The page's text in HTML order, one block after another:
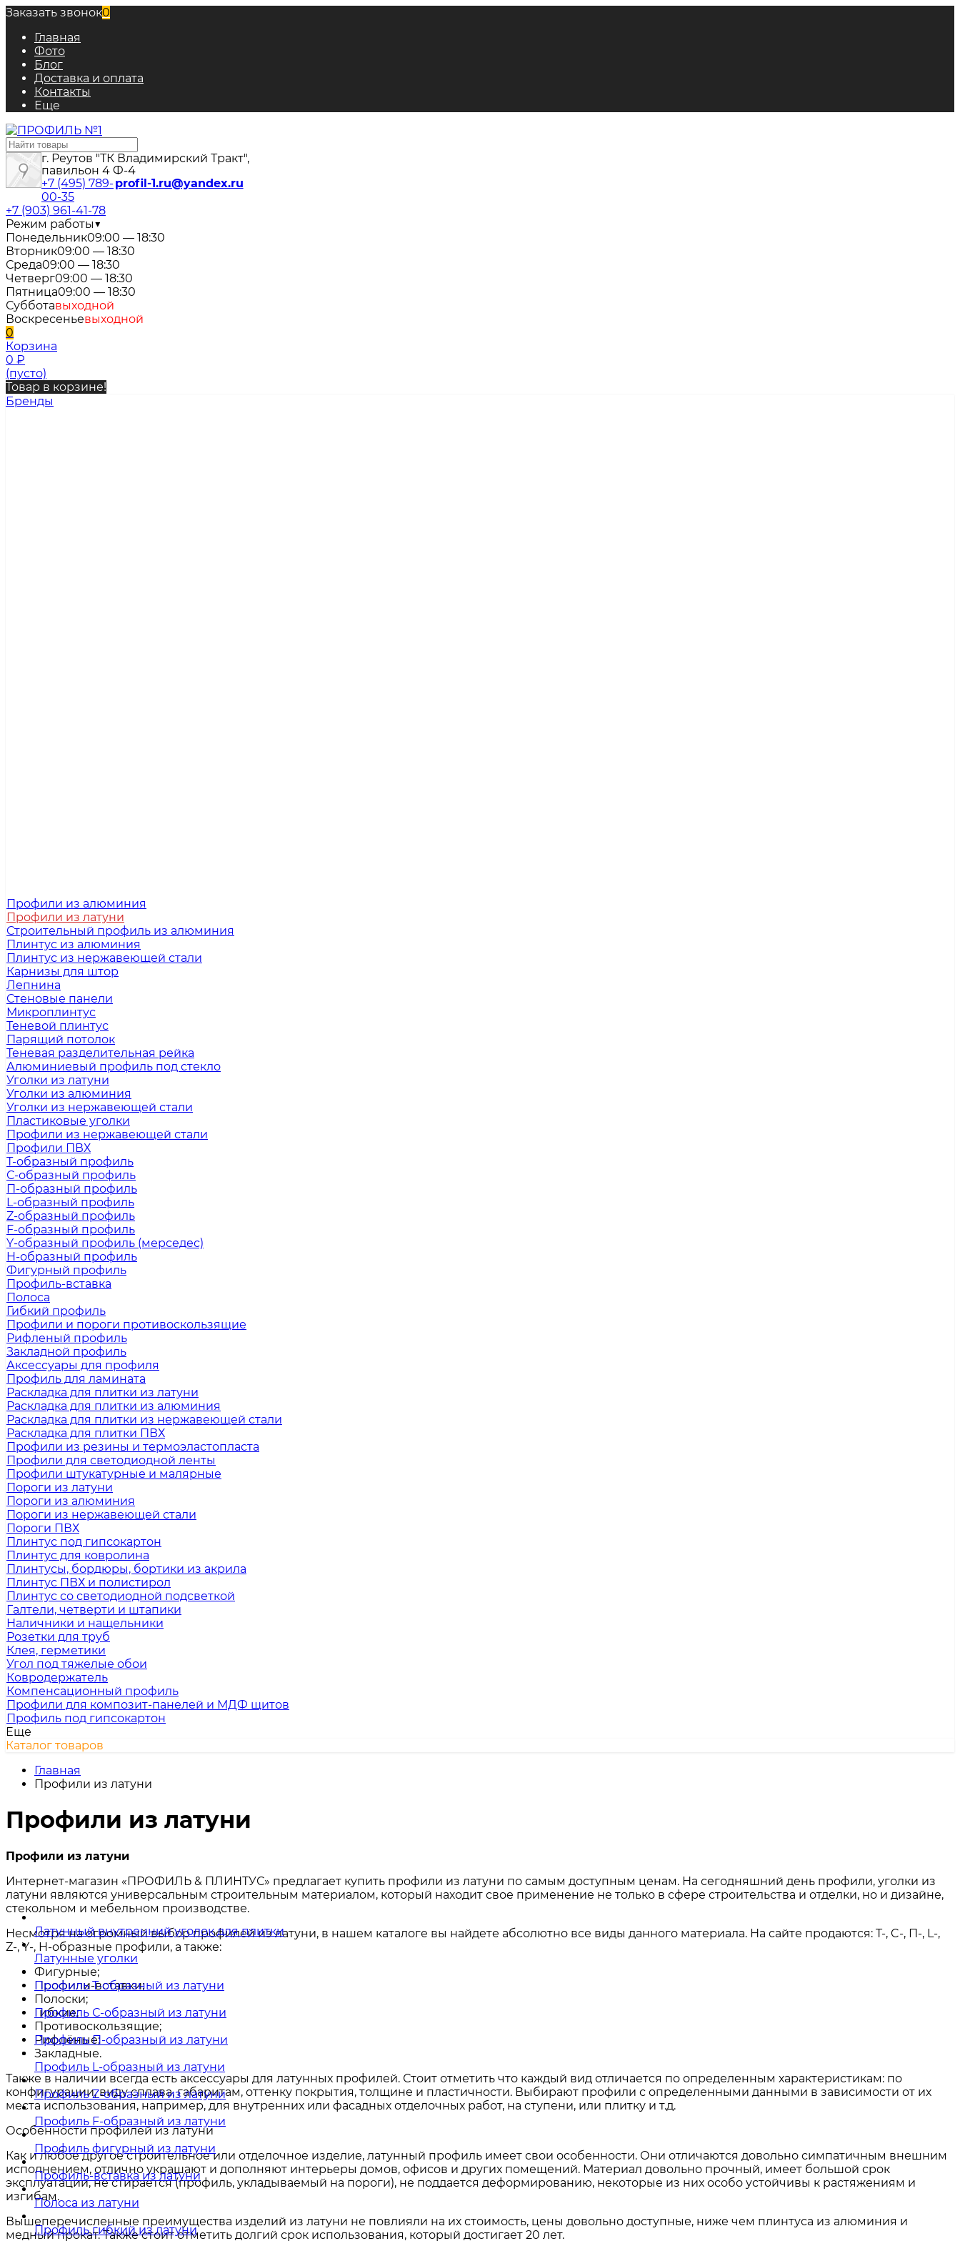
Заказать звонок0
Главная
Фото
Блог
Доставка и оплата
Контакты
Еще
г. Реутов "ТК Владимирский Тракт",
павильон 4 Ф-4
profil-1.ru@yandex.ru
+7 (495) 789-
00-35
+7 (903) 961-41-78
Режим работы▼
Понедельник09:00 — 18:30
Вторник09:00 — 18:30
Среда09:00 — 18:30
Четверг09:00 — 18:30
Пятница09:00 — 18:30
Субботавыходной
Воскресеньевыходной
0
Корзина
0 ₽
(пусто)
Товар в корзине!
Бренды
Профили из алюминия
Профили из латуни
Строительный профиль из алюминия
Плинтус из алюминия
Плинтус из нержавеющей стали
Карнизы для штор
Лепнина
Стеновые панели
Микроплинтус
Теневой плинтус
Парящий потолок
Теневая разделительная рейка
Алюминиевый профиль под стекло
Уголки из латуни
Уголки из алюминия
Уголки из нержавеющей стали
Пластиковые уголки
Профили из нержавеющей стали
Профили ПВХ
Т-образный профиль
С-образный профиль
П-образный профиль
L-образный профиль
Z-образный профиль
F-образный профиль
Y-образный профиль (мерседес)
H-образный профиль
Фигурный профиль
Профиль-вставка
Полоса
Гибкий профиль
Профили и пороги противоскользящие
Рифленый профиль
Закладной профиль
Аксессуары для профиля
Профиль для ламината
Раскладка для плитки из латуни
Раскладка для плитки из алюминия
Раскладка для плитки из нержавеющей стали
Раскладка для плитки ПВХ
Профили из резины и термоэластопласта
Профили для светодиодной ленты
Профили штукатурные и малярные
Пороги из латуни
Пороги из алюминия
Пороги из нержавеющей стали
Пороги ПВХ
Плинтус под гипсокартон
Плинтус для ковролина
Плинтусы, бордюры, бортики из акрила
Плинтус ПВХ и полистирол
Плинтус со светодиодной подсветкой
Галтели, четверти и штапики
Наличники и нащельники
Розетки для труб
Клея, герметики
Угол под тяжелые обои
Ковродержатель
Компенсационный профиль
Профили для композит-панелей и МДФ щитов
Профиль под гипсокартон
Еще
Каталог товаров
Главная
Профили из латуни
Профили из латуни
Профили из латуни
Интернет-магазин «ПРОФИЛЬ & ПЛИНТУС» предлагает купить профили из латуни по самым доступным ценам. На сегодняшний день профили, уголки из
латуни являются универсальным строительным материалом, который находит свое применение не только в сфере строительства и отделки, но и дизайне,
стекольном и мебельном производстве.
Несмотря на огромный выбор профилей из латуни, в нашем каталоге вы найдете абсолютно все виды данного материала. На сайте продаются: T-, C-, П-, L-,
Z-, Y-, H-образные профили, а также:
Фигурные;
Профили-вставки;
Полоски;
Гибкие;
Противоскользящие;
Рифлёные;
Закладные.
Также в наличии всегда есть аксессуары для латунных профилей. Стоит отметить что каждый вид отличается по определенным характеристикам: по
конфигурации, виду сплава, габаритам, оттенку покрытия, толщине и пластичности. Выбирают профили с определенными данными в зависимости от их
места использования, например, для внутренних или фасадных отделочных работ, на ступени, или плитку и т.д.
Особенности профилей из латуни
Как и любое другое строительное или отделочное изделие, латунный профиль имеет свои особенности. Они отличаются довольно симпатичным внешним
исполнением, отлично украшают и дополняют интерьеры домов, офисов и других помещений. Материал довольно прочный, имеет большой срок
эксплуатации, не стирается (профиль, укладываемый на пороги), не поддается деформированию, некоторые из них особо устойчивы к растяжениям и
изгибам.
Вышеперечисленные преимущества изделий из латуни не повлияли на их стоимость, цены довольно доступные, ниже чем плинтуса из алюминия и
медный прокат. Также стоит отметить долгий срок использования, который достигает 20 лет.
Латунный внутренний уголок для плитки
Латунные уголки
Профиль Т-образный из латуни
Профиль С-образный из латуни
Профиль П-образный из латуни
Профиль L-образный из латуни
Профиль Z-образный из латуни
Профиль F-образный из латуни
Профиль фигурный из латуни
Профиль-вставка из латуни
Полоса из латуни
Профиль гибкий из латуни